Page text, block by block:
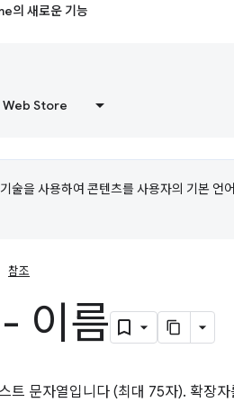
의 새로운 기능
Store
술을 사용하여 콘텐츠를 사용자의 기본 언
참조
이름
트 문자열입니다 (최대 75자). 확장